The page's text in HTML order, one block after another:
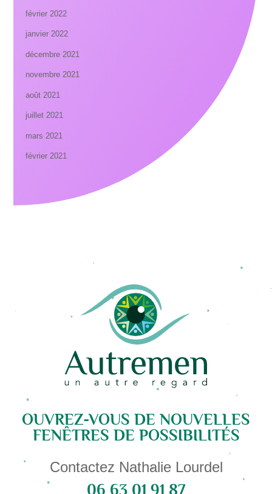
février 2022
janvier 2022
décembre 2021
novembre 2021
août 2021
juillet 2021
mars 2021
février 2021
OUVREZ-VOUS DE NOUVELLES
FENÊTRES DE POSSIBILITÉS
Contactez Nathalie Lourdel
06 63 01 91 87